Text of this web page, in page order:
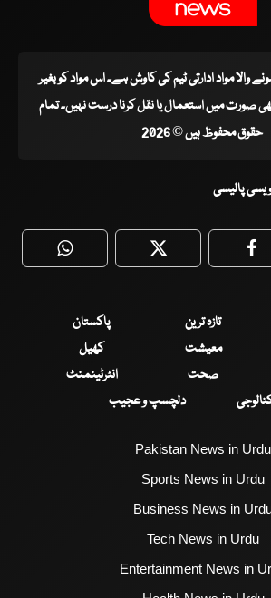
والا مواد ادارتی ٹیم کی کاوش ہے۔ اس مواد کو بغیر
صورت میں استعمال یا نقل کرنا درست نہیں۔ تمام
حقوق محفوظ ہیں © 2026
پالیسی
WhatsApp Twitter
تازہ ترین
پاکستان
معیشت
کھیل
صحت
انٹرٹینمنٹ
دلچسپ و عجیب
Pakistan News in Urdu
Sports News in Urdu
Business News in
Tech News in Urdu
Entertainment News in